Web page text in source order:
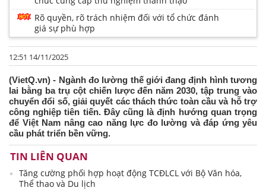
Rõ quyền, rõ trách nhiệm đối với tổ chức đánh
giá sự phù hợp
12:51 14/11/2025
(VietQ.vn) - Ngành đo lường thế giới đang định hình tương
lai bằng ba trụ cột chiến lược đến năm 2030, tập trung vào
chuyển đổi số, giải quyết các thách thức toàn cầu và hỗ trợ
công nghiệp tiên tiến. Đây cũng là định hướng quan trọng
để Việt Nam nâng cao năng lực đo lường và đáp ứng yêu
cầu phát triển bền vững.
TIN LIÊN QUAN
Tăng cường phối hợp hoạt động TCĐLCL với Bộ Văn hóa,
Thể thao và Du lịch